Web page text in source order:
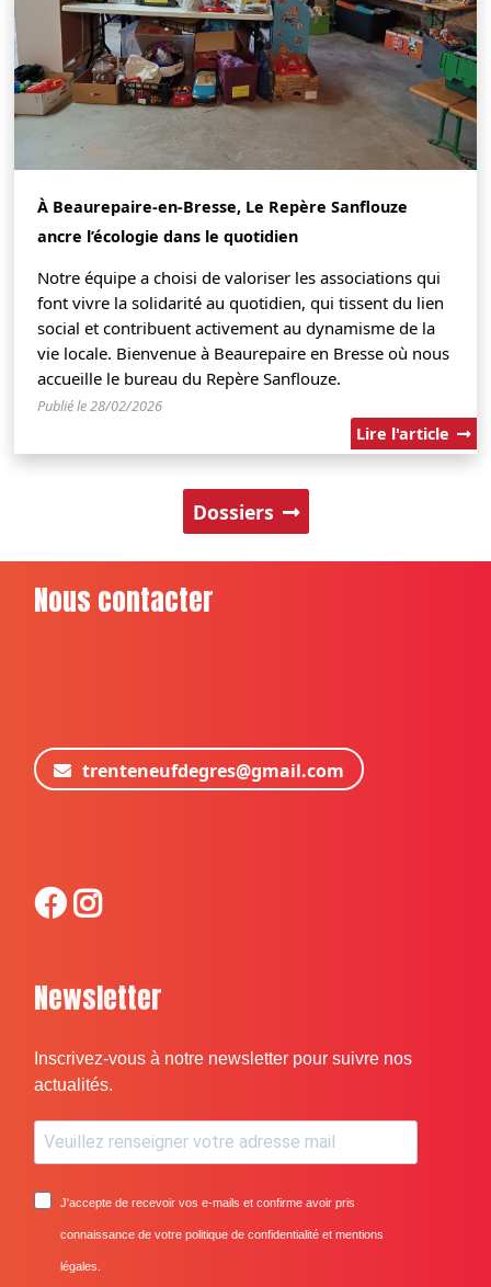
À Beaurepaire-en-Bresse, Le Repère Sanflouze
ancre l’écologie dans le quotidien
Notre équipe a choisi de valoriser les associations qui
font vivre la solidarité au quotidien, qui tissent du lien
social et contribuent activement au dynamisme de la
vie locale. Bienvenue à Beaurepaire en Bresse où nous
accueille le bureau du Repère Sanflouze.
Publié le 28/02/2026
Lire l'article
Dossiers
Nous contacter
trenteneufdegres@gmail.com
Newsletter
Inscrivez-vous à notre newsletter pour suivre nos
actualités.
J'accepte de recevoir vos e-mails et confirme avoir pris
connaissance de votre politique de confidentialité et mentions
légales.